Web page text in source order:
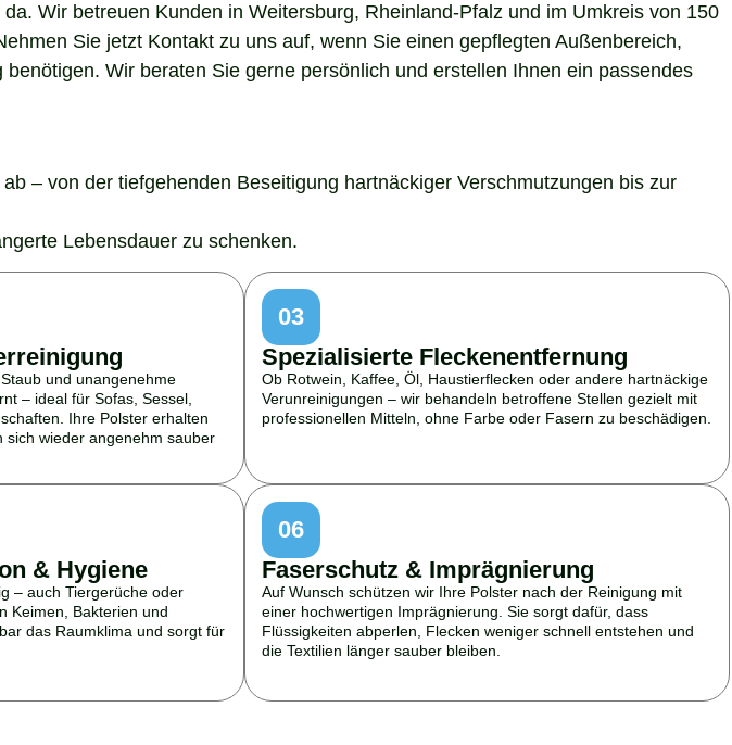
Wir betreuen Kunden in Weitersburg, Rheinland-Pfalz und im Umkreis von 150
Sie jetzt Kontakt zu uns auf, wenn Sie einen gepflegten Außenbereich,
Wir beraten Sie gerne persönlich und erstellen Ihnen ein passendes
ab – von der tiefgehenden Beseitigung hartnäckiger Verschmutzungen bis zur
Lebensdauer zu schenken.
und unangenehme
– ideal für Sofas, Sessel,
Ihre Polster erhalten
wieder angenehm sauber
03
Spezialisierte Fleckenentfernung
Ob Rotwein, Kaffee, Öl, Haustierflecken oder andere hartnäckige
Verunreinigungen – wir behandeln betroffene Stellen gezielt mit
professionellen Mitteln, ohne Farbe oder Fasern zu beschädigen.
& Hygiene
– auch Tiergerüche oder
Keimen, Bakterien und
das Raumklima und sorgt für
06
Faserschutz & Imprägnierung
Auf Wunsch schützen wir Ihre Polster nach der Reinigung mit
einer hochwertigen Imprägnierung. Sie sorgt dafür, dass
Flüssigkeiten abperlen, Flecken weniger schnell entstehen und
die Textilien länger sauber bleiben.